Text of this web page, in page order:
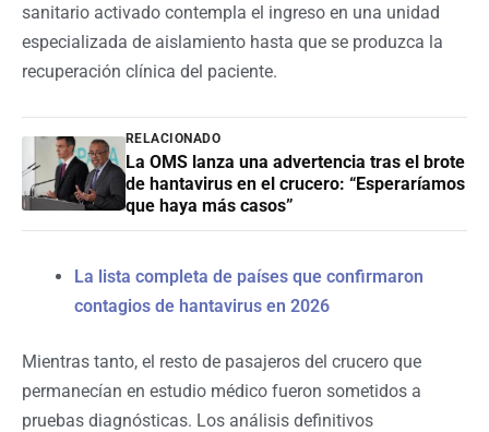
sanitario activado contempla el ingreso en una unidad
especializada de aislamiento hasta que se produzca la
recuperación clínica del paciente.
RELACIONADO
La OMS lanza una advertencia tras el brote
de hantavirus en el crucero: “Esperaríamos
que haya más casos”
La lista completa de países que confirmaron
contagios de hantavirus en 2026
Mientras tanto, el resto de pasajeros del crucero que
permanecían en estudio médico fueron sometidos a
pruebas diagnósticas. Los análisis definitivos